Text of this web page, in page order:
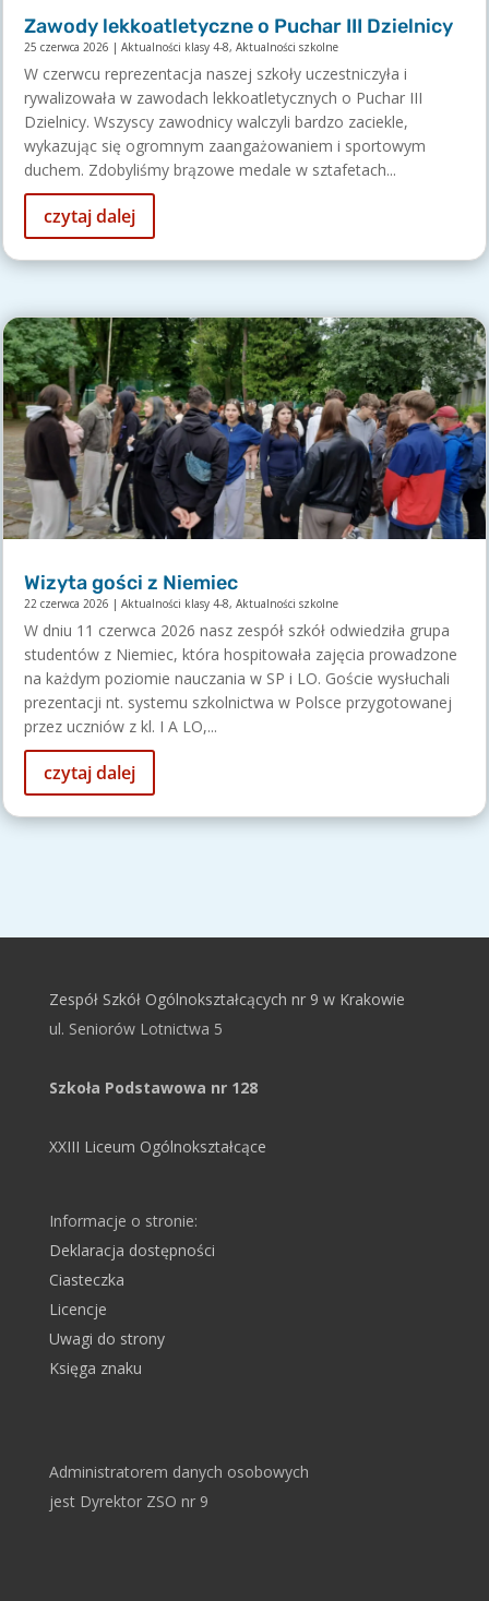
Zawody lekkoatletyczne o Puchar III Dzielnicy
25 czerwca 2026 |Aktualności klasy 4-8,Aktualności szkolne
W czerwcu reprezentacja naszej szkoły uczestniczyła i
rywalizowała w zawodach lekkoatletycznych o Puchar III
Dzielnicy. Wszyscy zawodnicy walczyli bardzo zaciekle,
wykazując się ogromnym zaangażowaniem i sportowym
duchem. Zdobyliśmy brązowe medale w sztafetach...
czytaj dalej
Wizyta gości z Niemiec
22 czerwca 2026 |Aktualności klasy 4-8,Aktualności szkolne
W dniu 11 czerwca 2026 nasz zespół szkół odwiedziła grupa
studentów z Niemiec, która hospitowała zajęcia prowadzone
na każdym poziomie nauczania w SP i LO. Goście wysłuchali
prezentacji nt. systemu szkolnictwa w Polsce przygotowanej
przez uczniów z kl. I A LO,...
czytaj dalej
Zespół Szkół Ogólnokształcących nr 9 w Krakowie
ul. Seniorów Lotnictwa 5
Szkoła Podstawowa nr 128
XXIII Liceum Ogólnokształcące
Informacje o stronie:
Deklaracja dostępności
Ciasteczka
Licencje
Uwagi do strony
Księga znaku
Administratorem danych osobowych
jest Dyrektor ZSO nr 9